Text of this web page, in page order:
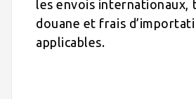
les envois
douane et frais
applicables.